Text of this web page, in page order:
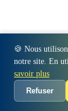
🍪 Nous
notre site. En
savoir plus
Refuser